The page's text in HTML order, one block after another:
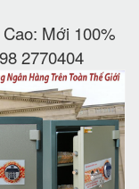
Mới 100%
2770404